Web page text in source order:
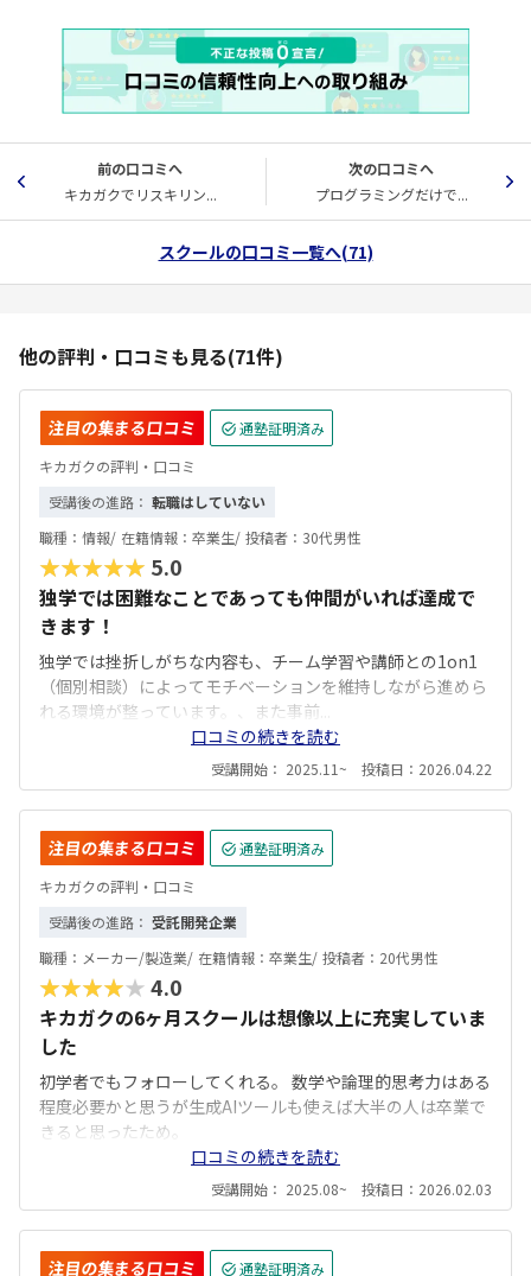
前の口コミへ
キカガクでリスキリン...
次の口コミへ
プログラミングだけで...
スクールの口コミ一覧へ(71)
他の評判・口コミも見る(71件)
注目の集まる口コミ
通塾証明済み
キカガクの評判・口コミ
受講後の進路： 転職はしていない
職種： 情報/ 在籍情報： 卒業生/ 投稿者： 30代男性
★★★★★ 5.0
独学では困難なことであっても仲間がいれば達成で
きます！
独学では挫折しがちな内容も、チーム学習や講師との1on1
（個別相談）によってモチベーションを維持しながら進めら
れる環境が整っています。、また事前...
口コミの続きを読む
受講開始： 2025.11~ 投稿日：2026.04.22
注目の集まる口コミ
通塾証明済み
キカガクの評判・口コミ
受講後の進路： 受託開発企業
職種： メーカー/製造業/ 在籍情報： 卒業生/ 投稿者： 20代男性
★★★★★4.0
キカガクの6ヶ月スクールは想像以上に充実していま
した
初学者でもフォローしてくれる。 数学や論理的思考力はある
程度必要かと思うが生成AIツールも使えば大半の人は卒業で
きると思ったため。
口コミの続きを読む
受講開始： 2025.08~ 投稿日：2026.02.03
注目の集まる口コミ 通塾証明済み